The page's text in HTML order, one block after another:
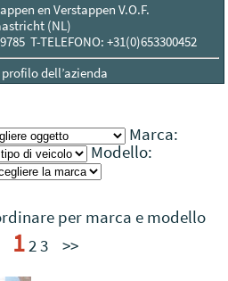
en Verstappen V.O.F.
(NL)
T-TELEFONO: +31(0)653300452
dell’azienda
Marca:
Modello:
per marca e modello
123 >>